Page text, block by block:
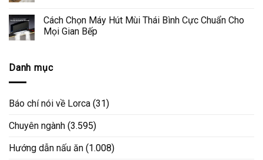
Cách Chọn Máy Hút Mùi Thái Bình Cực Chuẩn Cho
Mọi Gian Bếp
Danh mục
Báo chí nói về Lorca (31)
Chuyên ngành (3.595)
Hướng dẫn nấu ăn (1.008)